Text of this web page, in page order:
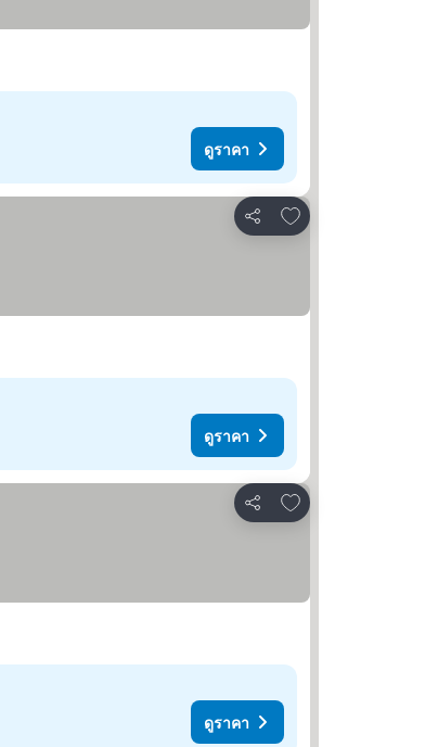
ดูราคา
แชร์
เพิ่มในรายการโปรด
ดูราคา
แชร์
เพิ่มในรายการโปรด
ดูราคา